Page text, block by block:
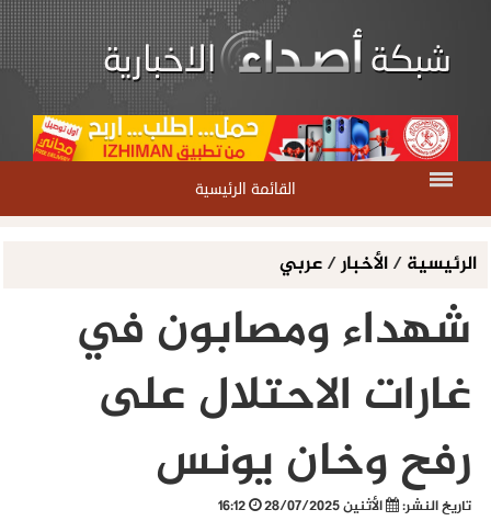
القائمة الرئيسية
الرئيسية/الأخبار/عربي
شهداء ومصابون في
غارات الاحتلال على
رفح وخان يونس
تاريخ النشر: الأثنين 28/07/2025